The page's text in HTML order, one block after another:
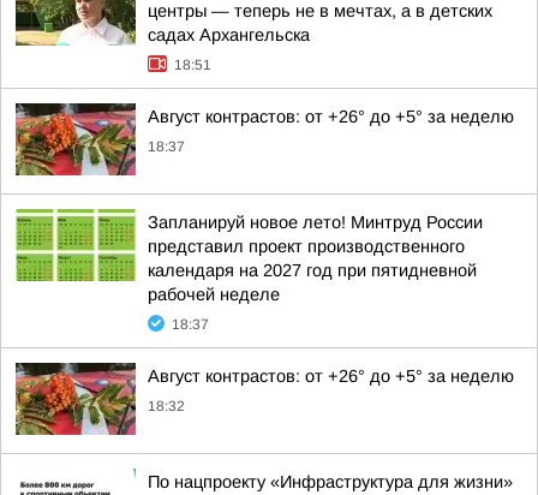
центры — теперь не в мечтах, а в детских
садах Архангельска
18:51
Август контрастов: от +26° до +5° за неделю
18:37
Запланируй новое лето! Минтруд России
представил проект производственного
календаря на 2027 год при пятидневной
рабочей неделе
18:37
Август контрастов: от +26° до +5° за неделю
18:32
По нацпроекту «Инфраструктура для жизни»